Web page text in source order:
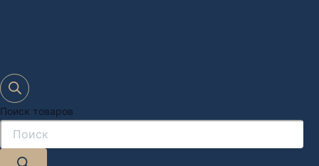
Поиск товаров
Дизайн-проект "под ключ" в Москве